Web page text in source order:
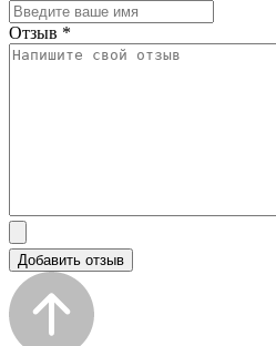
Отзыв *
Добавить отзыв